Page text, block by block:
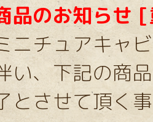
品のお知らせ
ニチュアキャ
い、下記の商
とさせて頂く